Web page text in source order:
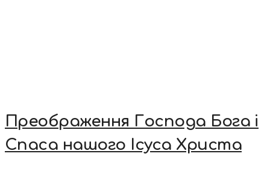
Преображення Господа Бога і
Спаса нашого Ісуса Христа